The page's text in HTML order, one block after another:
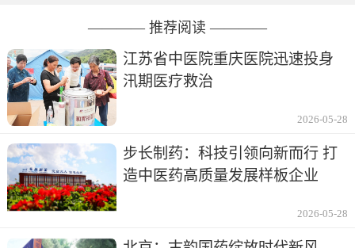
———— 推荐阅读 ————
江苏省中医院重庆医院迅速投身
汛期医疗救治
2026-05-28
步长制药：科技引领向新而行 打
造中医药高质量发展样板企业
2026-05-28